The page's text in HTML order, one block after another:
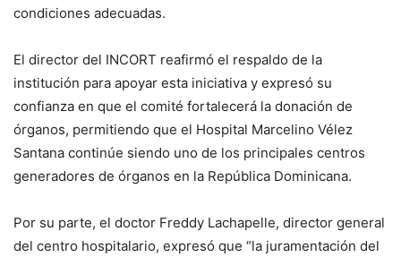
condiciones adecuadas.
El director del INCORT reafirmó el respaldo de la
institución para apoyar esta iniciativa y expresó su
confianza en que el comité fortalecerá la donación de
órganos, permitiendo que el Hospital Marcelino Vélez
Santana continúe siendo uno de los principales centros
generadores de órganos en la República Dominicana.
Por su parte, el doctor Freddy Lachapelle, director general
del centro hospitalario, expresó que “la juramentación del